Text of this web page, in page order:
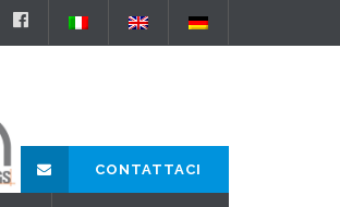
CONTATTACI